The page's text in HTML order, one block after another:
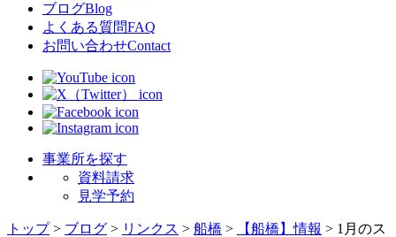
ブログBlog
よくある質問FAQ
お問い合わせContact
事業所を探す
資料請求
見学予約
トップ> ブログ > リンクス > 船橋 > 【船橋】情報 > 1月のス